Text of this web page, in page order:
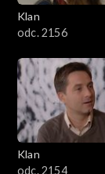
Klan
odc. 2156
Klan
odc. 2154